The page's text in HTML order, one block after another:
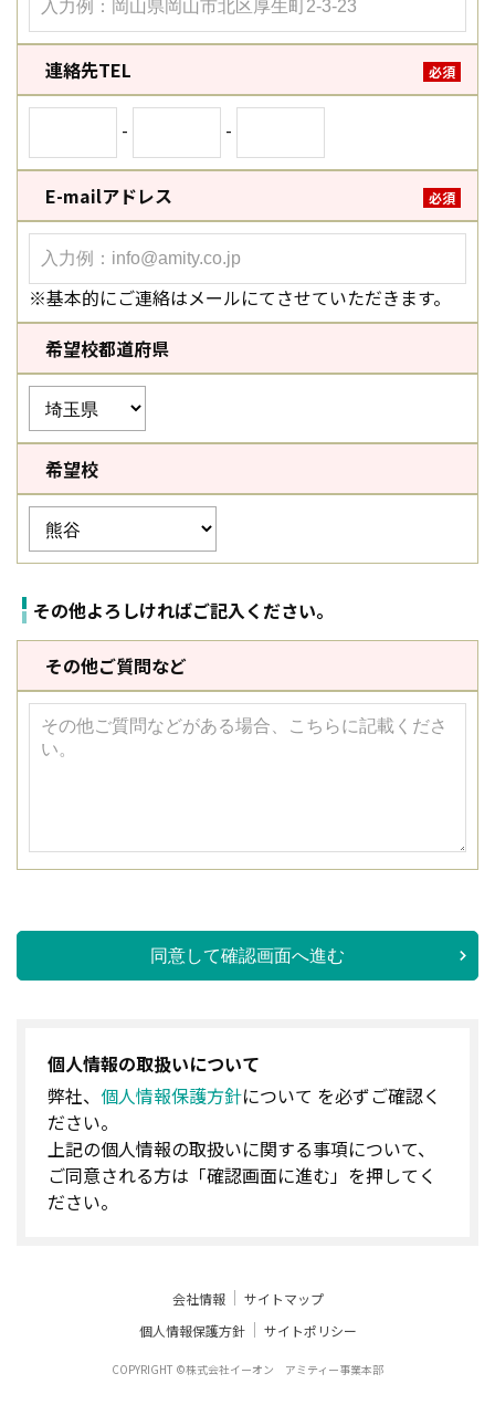
連絡先TEL 必須
- -
E-mailアドレス 必須
※基本的にご連絡はメールにてさせていただきます。
希望校都道府県
希望校
その他よろしければご記入ください。
その他ご質問など
同意して確認画面へ進む
個人情報の取扱いについて
弊社、 個人情報保護方針について を必ずご確認く
ださい。
上記の個人情報の取扱いに関する事項について、
ご同意される方は「確認画面に進む」を押してく
ださい。
会社情報
サイトマップ
個人情報保護方針
サイトポリシー
COPYRIGHT ©株式会社イーオン アミティー事業本部